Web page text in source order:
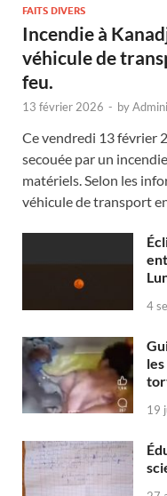
FAITS DIVERS
Incendie à
véhicule de
feu.
13 février 2026 - by
Ce vendredi 13 février
secouée par un
matériels. Selon les
véhicule de transport
4
19